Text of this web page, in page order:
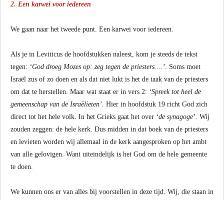
2. Een karwei voor iedereen
We gaan naar het tweede punt. Een karwei voor iedereen.
Als je in Leviticus de hoofdstukken naleest, kom je steeds de tekst
tegen: ‘God droeg Mozes op: zeg tegen de priesters….’. Soms moet
Israël zus of zo doen en als dat niet lukt is het de taak van de priesters
om dat te herstellen. Maar wat staat er in vers 2: ‘Spreek tot heel de
gemeenschap van de Israëlieten’. Hier in hoofdstuk 19 richt God zich
direct tot het hele volk. In het Grieks gaat het over ‘de synagoge’. Wij
zouden zeggen: de hele kerk. Dus midden in dat boek van de priesters
en levieten worden wij allemaal in de kerk aangesproken op het ambt
van alle gelovigen. Want uiteindelijk is het God om de hele gemeente
te doen.
We kunnen ons er van alles bij voorstellen in deze tijd. Wij, die staan in